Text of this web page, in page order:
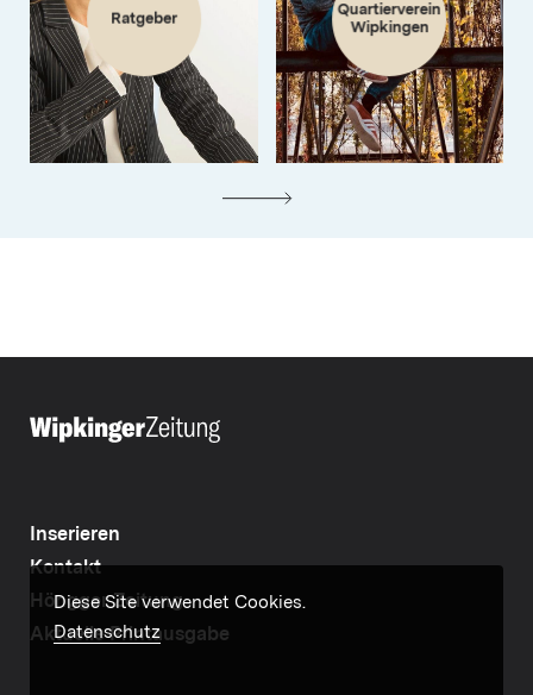
Ratgeber
Quartierverein
Wipkingen
Inserieren
Kontakt
Höngger Zeitung
Aktuelle Printausgabe
Diese Site verwendet Cookies.
Datenschutz